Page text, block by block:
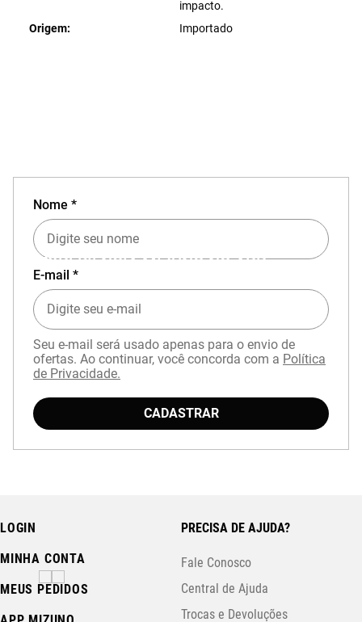
impacto.
Origem
Importado
EXPERIÊNCIA MIZUNO NO APP
Baixe o aplicativo Mizuno e garanta
com cupomAPP15.
Nome *
E-mail *
Seu e-mail será usado apenas para o envio de
ofertas. Ao continuar, você concorda com a Política
de Privacidade.
CADASTRAR
LOGIN
MINHA CONTA
MEUS PEDIDOS
PRECISA DE AJUDA?
Fale Conosco
Central de Ajuda
Trocas e Devoluções